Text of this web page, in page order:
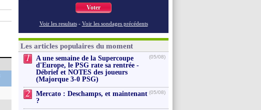
Voter
Voir les resultats - Voir les sondages précédents
Les articles populaires du moment
1
A une semaine de la Supercoupe
d'Europe, le PSG rate sa rentrée -
Débrief et NOTES des joueurs
(Majorque 3-0 PSG)
(05/08)
2
Mercato : Deschamps, et maintenant
?
(05/08)